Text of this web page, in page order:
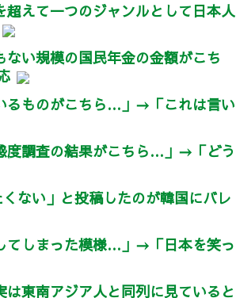
えて一つのジャンルとして日本人
い規模の国民年金の金額がこち
るものがこちら…」→「これは言い
度調査の結果がこちら…」→「どう
ない」と投稿したのが韓国にバレ
てしまった模様…」→「日本を笑っ
東南アジア人と同列に見ていると